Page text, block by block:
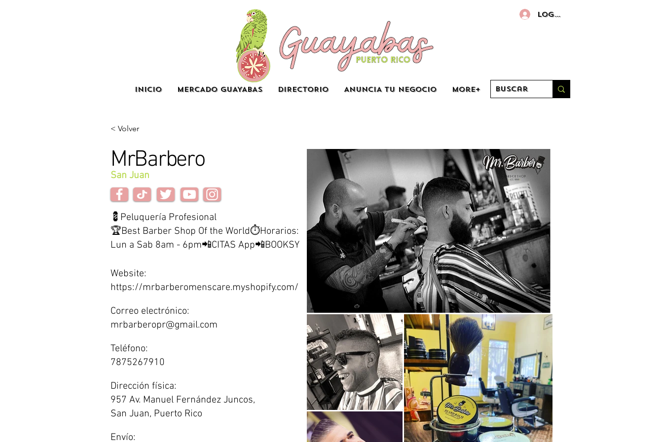
INICIO MERCADO GUAYABAS DIRECTORIO ANUNCIA TU NEGOCIO More+
Log in
< Volver
MrBarbero
San Juan
💈Peluquería Profesional
🏆Best Barber Shop Of the World⏱Horarios:
Lun a Sab 8am - 6pm📲CITAS App📲BOOKSY
Website:
https://mrbarberomenscare.myshopify.com/
Correo electrónico:
mrbarberopr@gmail.com
Teléfono:
7875267910
Dirección física:
957 Av. Manuel Fernández Juncos,
San Juan, Puerto Rico
Envío: